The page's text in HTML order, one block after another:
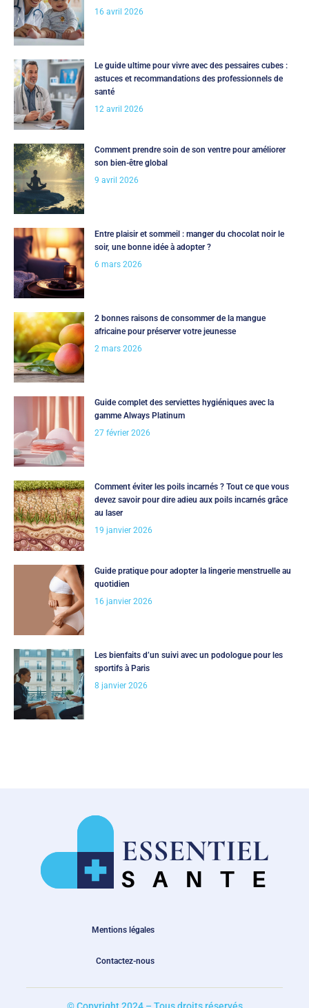
16 avril 2026
Le guide ultime pour vivre avec des pessaires cubes :
astuces et recommandations des professionnels de
santé
12 avril 2026
Comment prendre soin de son ventre pour améliorer
son bien-être global
9 avril 2026
Entre plaisir et sommeil : manger du chocolat noir le
soir, une bonne idée à adopter ?
6 mars 2026
2 bonnes raisons de consommer de la mangue
africaine pour préserver votre jeunesse
2 mars 2026
Guide complet des serviettes hygiéniques avec la
gamme Always Platinum
27 février 2026
Comment éviter les poils incarnés ? Tout ce que vous
devez savoir pour dire adieu aux poils incarnés grâce
au laser
19 janvier 2026
Guide pratique pour adopter la lingerie menstruelle au
quotidien
16 janvier 2026
Les bienfaits d’un suivi avec un podologue pour les
sportifs à Paris
8 janvier 2026
Mentions légales
Contactez-nous
© Copyright 2024 – Tous droits réservés